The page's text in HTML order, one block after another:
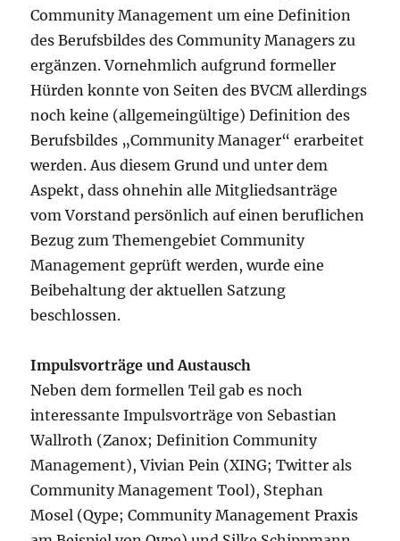
Community Management um eine Definition
des Berufsbildes des Community Managers zu
ergänzen. Vornehmlich aufgrund formeller
Hürden konnte von Seiten des BVCM allerdings
noch keine (allgemeingültige) Definition des
Berufsbildes „Community Manager“ erarbeitet
werden. Aus diesem Grund und unter dem
Aspekt, dass ohnehin alle Mitgliedsanträge
vom Vorstand persönlich auf einen beruflichen
Bezug zum Themengebiet Community
Management geprüft werden, wurde eine
Beibehaltung der aktuellen Satzung
beschlossen.
Impulsvorträge und Austausch
Neben dem formellen Teil gab es noch
interessante Impulsvorträge von Sebastian
Wallroth (Zanox; Definition Community
Management), Vivian Pein (XING; Twitter als
Community Management Tool), Stephan
Mosel (Qype; Community Management Praxis